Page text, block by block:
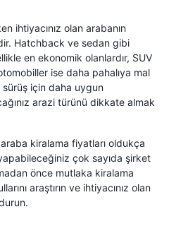
ihtiyacınız olan arabanın
Hatchback ve sedan gibi
en ekonomik olanlardır, SUV
ise daha pahalıya mal
sürüş için daha uygun
arazi türünü dikkate almak
kiralama fiyatları oldukça
çok sayıda şirket
önce mutlaka kiralama
araştırın ve ihtiyacınız olan